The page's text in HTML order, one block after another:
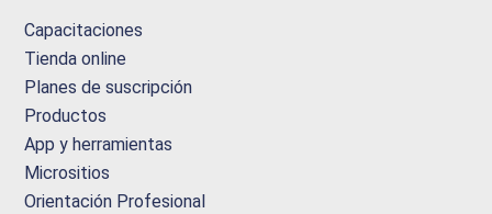
Capacitaciones
Tienda online
Planes de suscripción
Productos
App y herramientas
Micrositios
Orientación Profesional